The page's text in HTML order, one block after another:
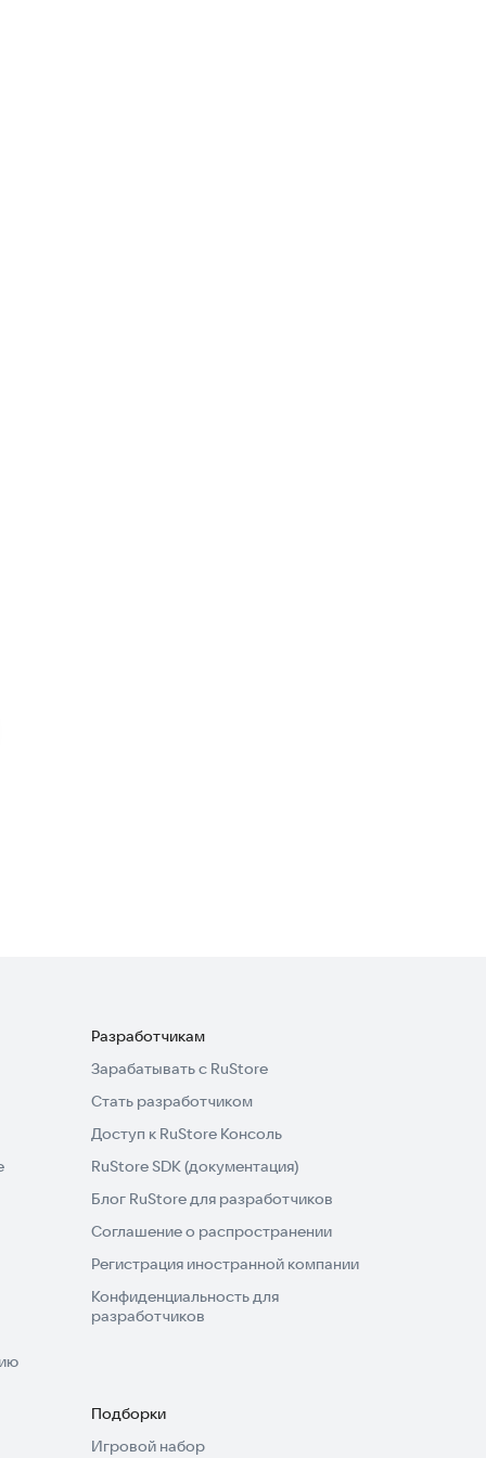
Разработчикам
Зарабатывать с RuStore
Стать разработчиком
Доступ к RuStore Консоль
RuStore SDK (документация)
Блог RuStore для разработчиков
Соглашение о распространении
Регистрация иностранной компании
Конфиденциальность для
разработчиков
Подборки
Игровой набор